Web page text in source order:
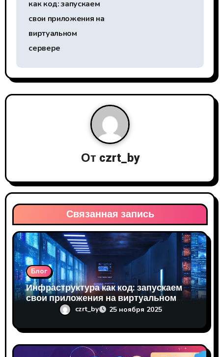
г
а
ц
о
з
а
п
и
с
я
м
как код: запускаем
свои приложения на
виртуальном
сервере
От czrt_by
Связанная запись
Блог
Инфраструктура как код: запускаем
свои приложения на виртуальном
сервере czrt_by 25 ноября 2025